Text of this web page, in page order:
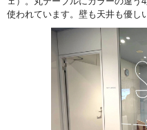
使われています。壁も天井も優し